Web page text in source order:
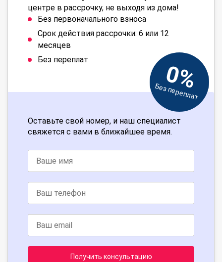
центре в рассрочку, не выходя из дома!
Без первоначального взноса
Срок действия рассрочки: 6 или 12
месяцев
Без переплат
0%
Без переплат
Оставьте свой номер, и наш специалист
свяжется с вами в ближайшее время.
Получить консультацию